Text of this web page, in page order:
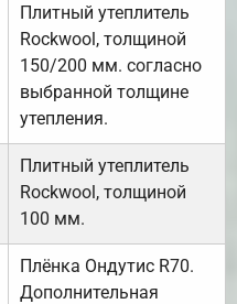
Плитный утеплитель
Rockwool, толщиной
150/200 мм. согласно
выбранной толщине
утепления.
Плитный утеплитель
Rockwool, толщиной
100 мм.
Плёнка Ондутис R70.
Дополнительная